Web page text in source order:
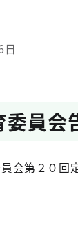
日
委員会
会第２０回